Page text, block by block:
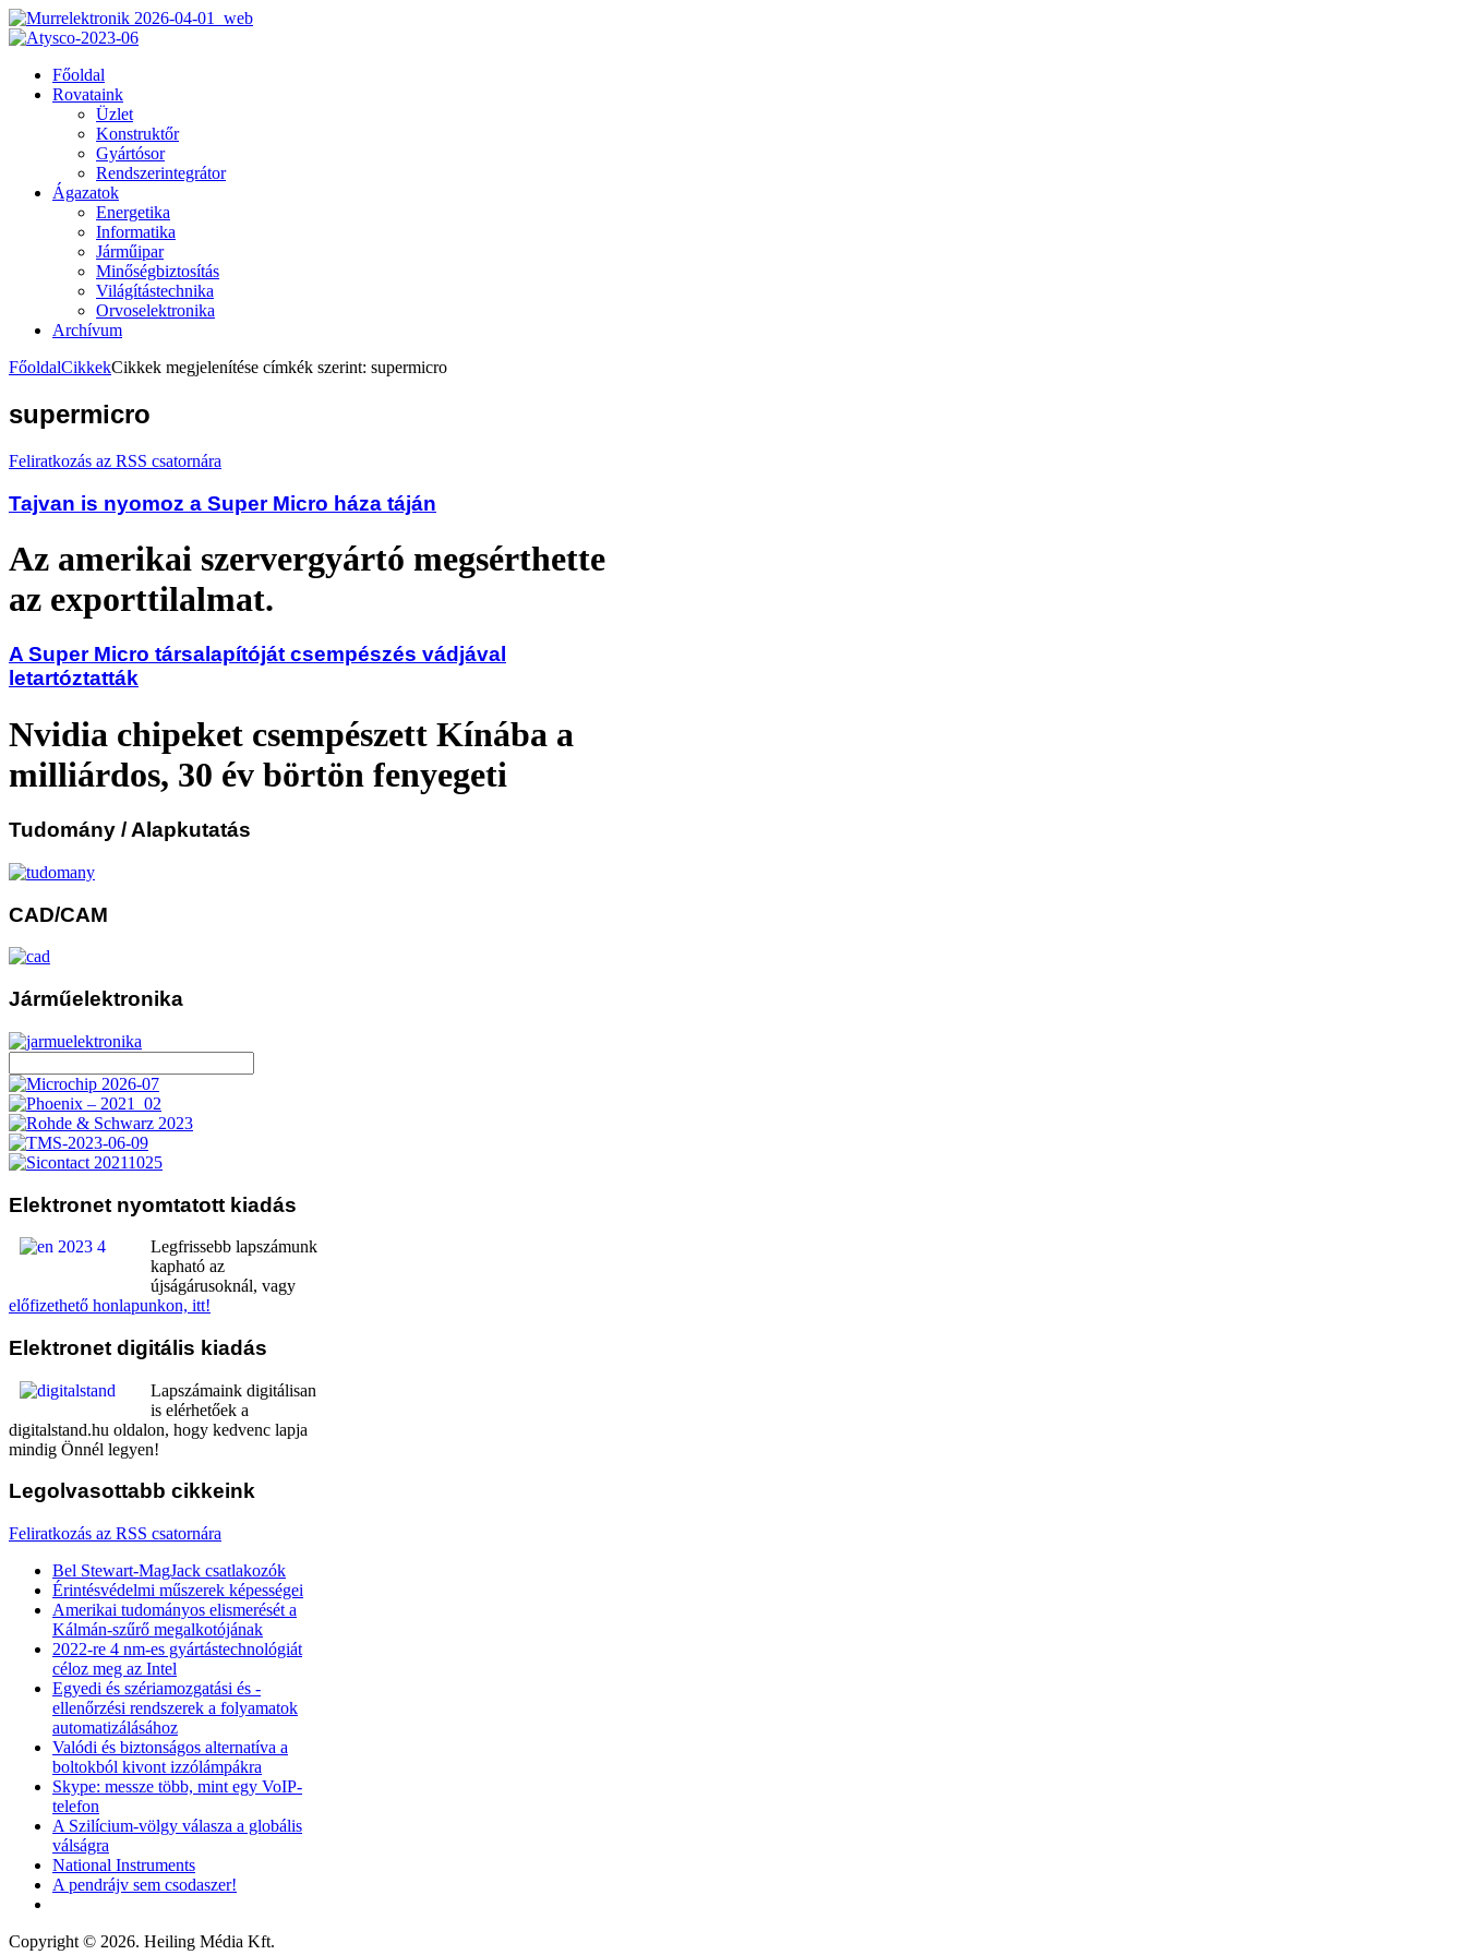
Főoldal
Rovataink
Üzlet
Konstruktőr
Gyártósor
Rendszerintegrátor
Ágazatok
Energetika
Informatika
Járműipar
Minőségbiztosítás
Világítástechnika
Orvoselektronika
Archívum
FőoldalCikkekCikkek megjelenítése címkék szerint: supermicro
supermicro
Feliratkozás az RSS csatornára
Tajvan is nyomoz a Super Micro háza táján
Az amerikai szervergyártó megsérthette
az exporttilalmat.
A Super Micro társalapítóját csempészés vádjával
letartóztatták
Nvidia chipeket csempészett Kínába a
milliárdos, 30 év börtön fenyegeti
Tudomány / Alapkutatás
CAD/CAM
Járműelektronika
Elektronet nyomtatott kiadás
Legfrissebb lapszámunk
kapható az
újságárusoknál, vagy
előfizethető honlapunkon, itt!
Elektronet digitális kiadás
Lapszámaink digitálisan
is elérhetőek a
digitalstand.hu oldalon, hogy kedvenc lapja
mindig Önnél legyen!
Legolvasottabb cikkeink
Feliratkozás az RSS csatornára
Bel Stewart-MagJack csatlakozók
Érintésvédelmi műszerek képességei
Amerikai tudományos elismerését a
Kálmán-szűrő megalkotójának
2022-re 4 nm-es gyártástechnológiát
céloz meg az Intel
Egyedi és szériamozgatási és -
ellenőrzési rendszerek a folyamatok
automatizálásához
Valódi és biztonságos alternatíva a
boltokból kivont izzólámpákra
Skype: messze több, mint egy VoIP-
telefon
A Szilícium-völgy válasza a globális
válságra
National Instruments
A pendrájv sem csodaszer!
Copyright © 2026. Heiling Média Kft.